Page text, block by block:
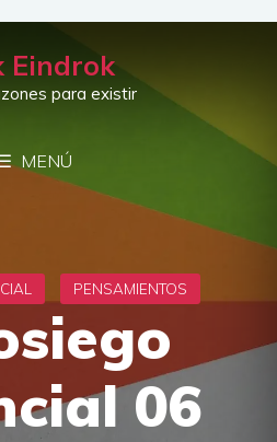
Eindrok
para existir
MENÚ
06